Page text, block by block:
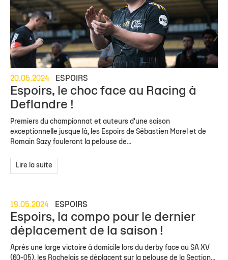
20.05.2024 ESPOIRS
Espoirs, le choc face au Racing à
Deflandre !
Premiers du championnat et auteurs d'une saison
exceptionnelle jusque là, les Espoirs de Sébastien Morel et de
Romain Sazy fouleront la pelouse de...
Lire la suite
19.05.2024 ESPOIRS
Espoirs, la compo pour le dernier
déplacement de la saison !
Après une large victoire à domicile lors du derby face au SA XV
(60-05), les Rochelais se déplacent sur la pelouse de la Section...